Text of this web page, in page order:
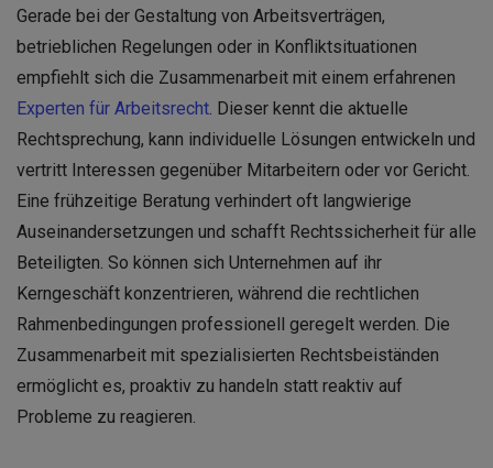
Gerade bei der Gestaltung von Arbeitsverträgen,
betrieblichen Regelungen oder in Konfliktsituationen
empfiehlt sich die Zusammenarbeit mit einem erfahrenen
Experten für Arbeitsrecht . Dieser kennt die aktuelle
Rechtsprechung, kann individuelle Lösungen entwickeln und
vertritt Interessen gegenüber Mitarbeitern oder vor Gericht.
Eine frühzeitige Beratung verhindert oft langwierige
Auseinandersetzungen und schafft Rechtssicherheit für alle
Beteiligten. So können sich Unternehmen auf ihr
Kerngeschäft konzentrieren, während die rechtlichen
Rahmenbedingungen professionell geregelt werden. Die
Zusammenarbeit mit spezialisierten Rechtsbeiständen
ermöglicht es, proaktiv zu handeln statt reaktiv auf
Probleme zu reagieren.